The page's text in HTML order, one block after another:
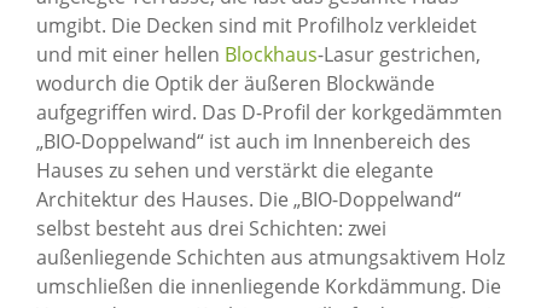
umgibt. Die Decken sind mit Profilholz verkleidet
und mit einer hellen Blockhaus-Lasur gestrichen,
wodurch die Optik der äußeren Blockwände
aufgegriffen wird. Das D-Profil der korkgedämmten
„BIO-Doppelwand“ ist auch im Innenbereich des
Hauses zu sehen und verstärkt die elegante
Architektur des Hauses. Die „BIO-Doppelwand“
selbst besteht aus drei Schichten: zwei
außenliegende Schichten aus atmungsaktivem Holz
umschließen die innenliegende Korkdämmung. Die